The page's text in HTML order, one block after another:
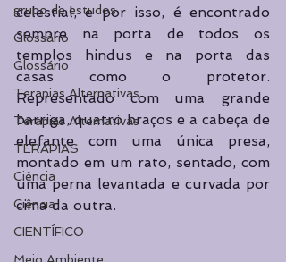
grupo de estudos
Glossário
Glossário
Terapias Alternativas
Terapias Alternativas
TERAPIAS
Ciência
Ciência
CIENTÍFICO
celestial, e por isso, é encontrado
sempre na porta de todos os
templos hindus e na porta das
casas como o protetor.
Representado com uma grande
barriga, quatro braços e a cabeça de
elefante com uma única presa,
montado em um rato, sentado, com
uma perna levantada e curvada por
cima da outra.